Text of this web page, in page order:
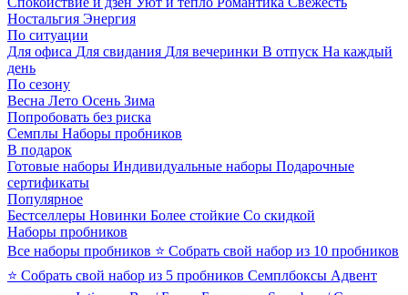
Ностальгия Энергия
По ситуации
Для офиса Для свидания Для вечеринки В отпуск На каждый
день
По сезону
Весна Лето Осень Зима
Попробовать без риска
Семплы Наборы пробников
В подарок
Готовые наборы Индивидуальные наборы Подарочные
сертификаты
Популярное
Бестселлеры Новинки Более стойкие Со скидкой
Наборы пробников
Все наборы пробников ⭐ Собрать свой набор из 10 пробников
⭐ Собрать свой набор из 5 пробников Семплбоксы Адвент